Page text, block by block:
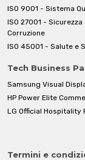
ISO 9001 - Sistema
ISO 27001 -
Corruzione
ISO 45001 - Salute e
Tech Business
Samsung Visual
HP Power Elite
LG Official Hospitality
Termini e